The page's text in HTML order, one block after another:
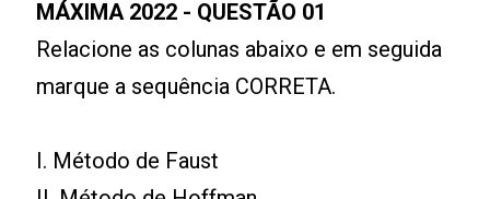
MÁXIMA 2022 - QUESTÃO 01
Relacione as colunas abaixo e em seguida
marque a sequência CORRETA.
I. Método de Faust